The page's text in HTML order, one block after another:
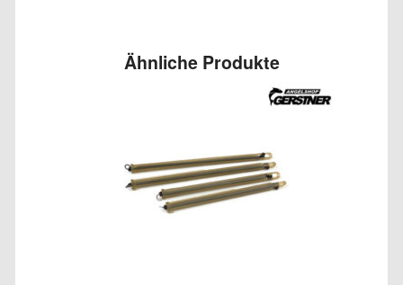
Ähnliche Produkte